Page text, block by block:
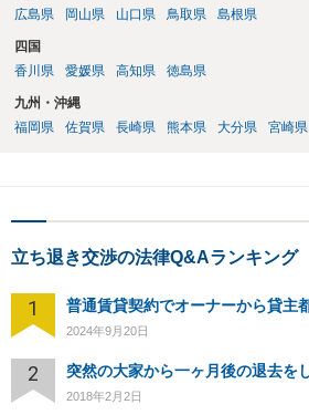
広島県
岡山県 山口県 鳥取県 島根県
四国
香川県
愛媛県 高知県 徳島県
九州・沖縄
福岡県
佐賀県 長崎県 熊本県 大分県 宮崎県
立ち退き交渉の法律Q&Aランキング
1
2024年9月20日
2
2018年2月2日